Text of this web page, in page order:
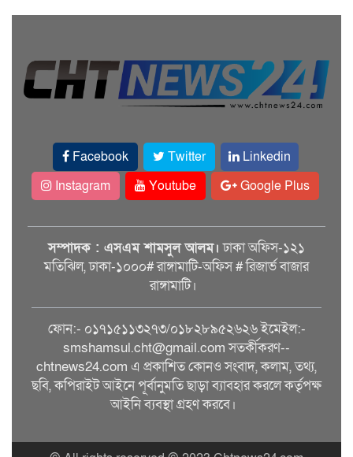
Facebook Twitter
Linkedin
Instagram
Youtube Google Plus
সম্পাদক : এসএম শামসুল আলম। ঢাকা অফিস-১২১
মতিঝিল, ঢাকা-১০০০# রাঙ্গামাটি-অফিস # রিজার্ভ বাজার
রাঙ্গামাটি।
ফোন:- ০১৭১৫১১৩২৭৩/০১৮২৮৯৫২৬২৬ ইমেইল:-
smshamsul.cht@gmail.com সতর্কীকরণ--
chtnews24.com এ প্রকাশিত কোনও সংবাদ, কলাম, তথ্য,
ছবি, কপিরাইট আইনে পূর্বানুমতি ছাড়া ব্যাবহার করলে কর্তৃপক্ষ
আইনি ব্যবস্থা গ্রহণ করবে।